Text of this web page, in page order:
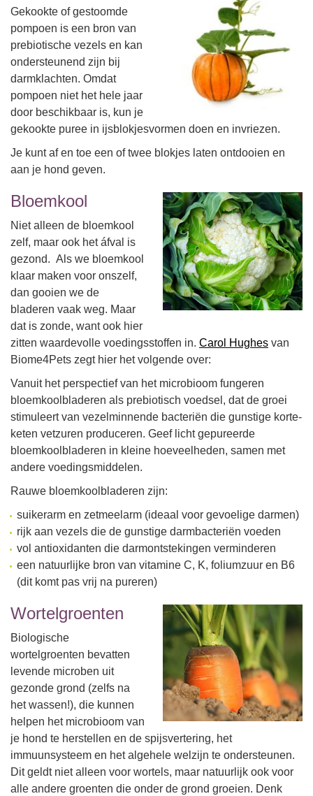
Gekookte of gestoomde
pompoen is een bron van
prebiotische vezels en kan
ondersteunend zijn bij
darmklachten. Omdat
pompoen niet het hele jaar
door beschikbaar is, kun je
gekookte puree in ijsblokjesvormen doen en invriezen.
Je kunt af en toe een of twee blokjes laten ontdooien en
aan je hond geven.
Bloemkool
Niet alleen de bloemkool
zelf, maar ook het áfval is
gezond. Als we bloemkool
klaar maken voor onszelf,
dan gooien we de
bladeren vaak weg. Maar
dat is zonde, want ook hier
zitten waardevolle voedingsstoffen in. Carol Hughes van
Biome4Pets zegt hier het volgende over:
Vanuit het perspectief van het microbioom fungeren
bloemkoolbladeren als prebiotisch voedsel, dat de groei
stimuleert van vezelminnende bacteriën die gunstige korte-
keten vetzuren produceren. Geef licht gepureerde
bloemkoolbladeren in kleine hoeveelheden, samen met
andere voedingsmiddelen.
Rauwe bloemkoolbladeren zijn:
suikerarm en zetmeelarm (ideaal voor gevoelige darmen)
rijk aan vezels die de gunstige darmbacteriën voeden
vol antioxidanten die darmontstekingen verminderen
een natuurlijke bron van vitamine C, K, foliumzuur en B6
(dit komt pas vrij na pureren)
Wortelgroenten
Biologische
wortelgroenten bevatten
levende microben uit
gezonde grond (zelfs na
het wassen!), die kunnen
helpen het microbioom van
je hond te herstellen en de spijsvertering, het
immuunsysteem en het algehele welzijn te ondersteunen.
Dit geldt niet alleen voor wortels, maar natuurlijk ook voor
alle andere groenten die onder de grond groeien. Denk